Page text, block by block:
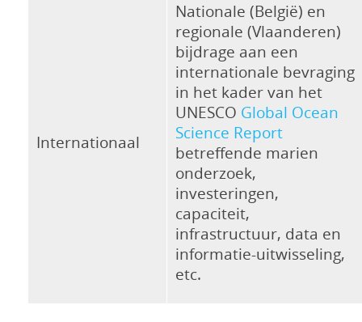
Internationaal
Nationale (België) en
regionale (Vlaanderen)
bijdrage aan een
internationale bevraging
in het kader van het
UNESCO Global Ocean
Science Report
betreffende marien
onderzoek,
investeringen,
capaciteit,
infrastructuur, data en
informatie-uitwisseling,
etc.